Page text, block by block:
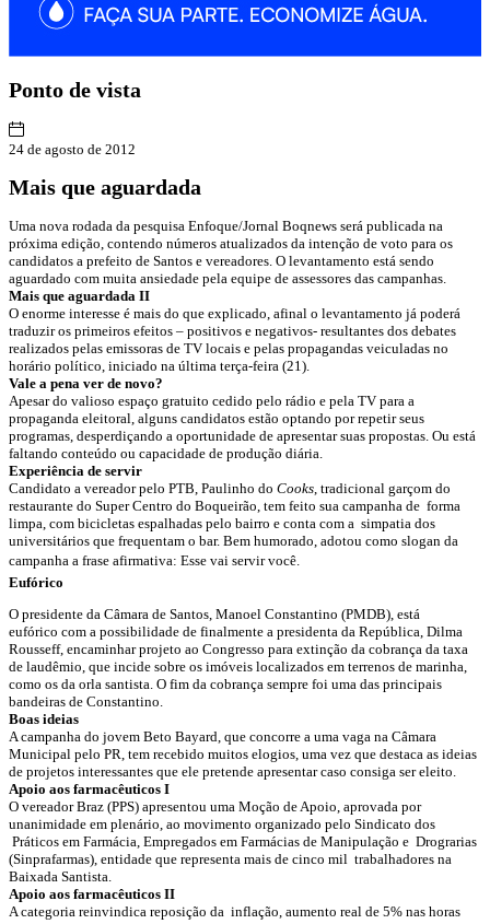
Ponto de vista
24 de agosto de 2012
Mais que aguardada
Uma nova rodada da pesquisa Enfoque/Jornal Boqnews será publicada na
próxima edição, contendo números atualizados da intenção de voto para os
candidatos a prefeito de Santos e vereadores. O levantamento está sendo
aguardado com muita ansiedade pela equipe de assessores das campanhas.
Mais que aguardada II
O enorme interesse é mais do que explicado, afinal o levantamento já poderá
traduzir os primeiros efeitos – positivos e negativos- resultantes dos debates
realizados pelas emissoras de TV locais e pelas propagandas veiculadas no
horário político, iniciado na última terça-feira (21).
Vale a pena ver de novo?
Apesar do valioso espaço gratuito cedido pelo rádio e pela TV para a
propaganda eleitoral, alguns candidatos estão optando por repetir seus
programas, desperdiçando a oportunidade de apresentar suas propostas. Ou está
faltando conteúdo ou capacidade de produção diária.
Experiência de servir
Candidato a vereador pelo PTB, Paulinho do Cooks , tradicional garçom do
restaurante do Super Centro do Boqueirão, tem feito sua campanha de forma
limpa, com bicicletas espalhadas pelo bairro e conta com a simpatia dos
universitários que frequentam o bar. Bem humorado, adotou como slogan da
campanha a frase afirmativa: Esse vai servir você.
Eufórico
O presidente da Câmara de Santos, Manoel Constantino (PMDB), está
eufórico com a possibilidade de finalmente a presidenta da República, Dilma
Rousseff, encaminhar projeto ao Congresso para extinção da cobrança da taxa
de laudêmio, que incide sobre os imóveis localizados em terrenos de marinha,
como os da orla santista. O fim da cobrança sempre foi uma das principais
bandeiras de Constantino.
Boas ideias
A campanha do jovem Beto Bayard, que concorre a uma vaga na Câmara
Municipal pelo PR, tem recebido muitos elogios, uma vez que destaca as ideias
de projetos interessantes que ele pretende apresentar caso consiga ser eleito.
Apoio aos farmacêuticos I
O vereador Braz (PPS) apresentou uma Moção de Apoio, aprovada por
unanimidade em plenário, ao movimento organizado pelo Sindicato dos
Práticos em Farmácia, Empregados em Farmácias de Manipulação e Drograrias
(Sinprafarmas), entidade que representa mais de cinco mil trabalhadores na
Baixada Santista.
Apoio aos farmacêuticos II
A categoria reinvindica reposição da inflação, aumento real de 5% nas horas